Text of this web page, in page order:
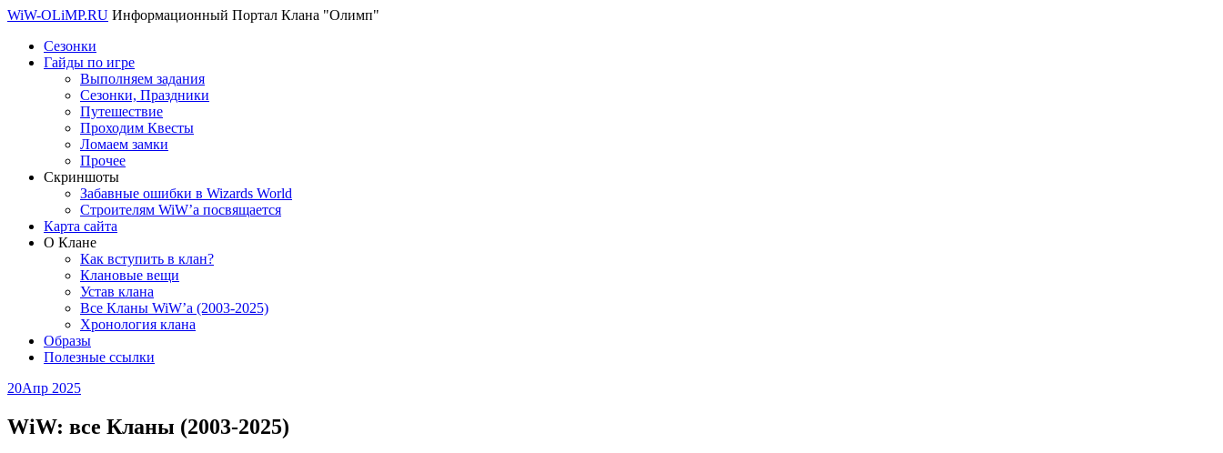
WiW-OLiMP.RU Информационный Портал Клана "Олимп"
Сезонки
Гайды по игре
Выполняем задания
Сезонки, Праздники
Путешествие
Проходим Квесты
Ломаем замки
Прочее
Скриншоты
Забавные ошибки в Wizards World
Строителям WiW’a посвящается
Карта сайта
О Клане
Как вступить в клан?
Клановые вещи
Устав клана
Все Кланы WiW’a (2003-2025)
Хронология клана
Образы
Полезные ссылки
20Апр 2025
WiW: все Кланы (2003-2025)